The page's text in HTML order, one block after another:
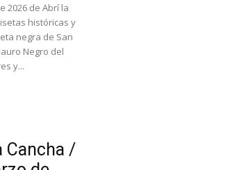
2026 de Abrí la
históricas y
negra de San
Negro del
y...
Cancha /